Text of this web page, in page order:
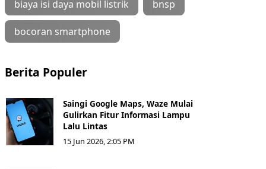
biaya isi daya mobil listrik bnsp
bocoran smartphone
Berita Populer
Saingi Google Maps, Waze Mulai
Gulirkan Fitur Informasi Lampu
Lalu Lintas
15 Jun 2026, 2:05 PM